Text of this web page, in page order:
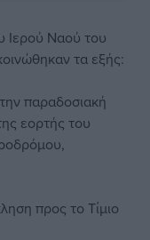
Ιερού Ναού του
τα εξής:
παραδοσιακή
εορτής του
προς το Τίμιο